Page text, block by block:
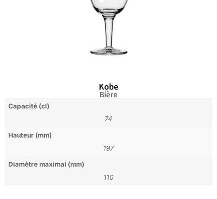
Kobe
Bière
Capacité (cl)
74
Hauteur (mm)
197
Diamètre maximal (mm)
110